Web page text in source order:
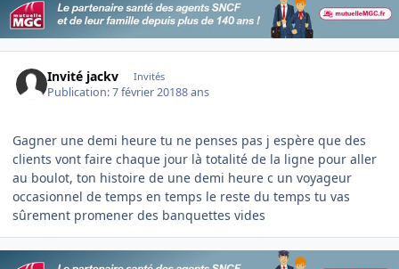
Invité jackv Invités
Publication:7 février 20188 ans
Gagner une demi heure tu ne penses pas j espère que des
clients vont faire chaque jour là totalité de la ligne pour aller
au boulot, ton histoire de une demi heure c un voyageur
occasionnel de temps en temps le reste du temps tu vas
sûrement promener des banquettes vides